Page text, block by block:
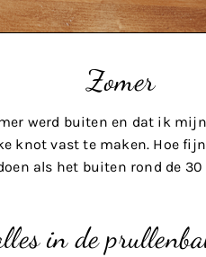
Zomer
werd buiten en dat ik
knot vast te maken. Hoe
als het buiten rond de 30
in de